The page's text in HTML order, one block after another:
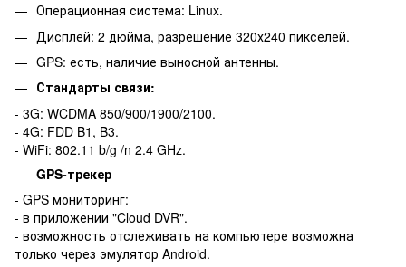
Операционная система: Linux.
Дисплей: 2 дюйма, разрешение 320х240 пикселей.
GPS: есть, наличие выносной антенны.
Стандарты связи:
- 3G: WCDMA 850/900/1900/2100.
- 4G: FDD B1, B3.
- WiFi: 802.11 b/g /n 2.4 GHz.
GPS-трекер
- GPS мониторинг:
- в приложении "Cloud DVR".
- возможность отслеживать на компьютере возможна
только через эмулятор Android.